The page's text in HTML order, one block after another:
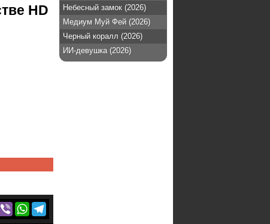
Небесный замок (2026)
Медиум Муй Фей (2026)
Черный коралл (2026)
ИИ-девушка (2026)
HD
ViberWhatsApp
Telegram